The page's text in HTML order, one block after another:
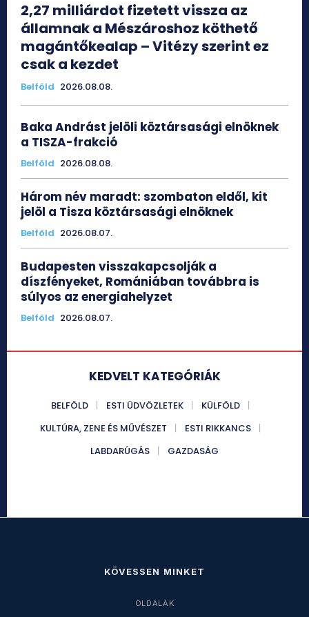
2,27 milliárdot fizetett vissza az
államnak a Mészároshoz köthető
magántőkealap – Vitézy szerint ez
csak a kezdet
Belföld 2026.08.08.
Baka Andrást jelöli köztársasági elnöknek
a TISZA-frakció
Belföld 2026.08.08.
Három név maradt: szombaton eldől, kit
jelöl a Tisza köztársasági elnöknek
Belföld 2026.08.07.
Budapesten visszakapcsolják a
díszfényeket, Romániában továbbra is
súlyos az energiahelyzet
Belföld 2026.08.07.
KEDVELT KATEGÓRIÁK
BELFÖLD ESTI ÜDVÖZLETEK
KÜLFÖLD
KULTÚRA, ZENE ÉS MŰVÉSZET
ESTI RIKKANCS
LABDARÚGÁS
GAZDASÁG
KÖVESSEN MINKET
OLDALAK